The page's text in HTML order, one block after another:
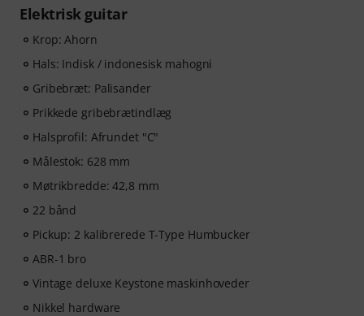
Elektrisk guitar
Krop: Ahorn
Hals: Indisk / indonesisk mahogni
Gribebræt: Palisander
Prikkede gribebrætindlæg
Halsprofil: Afrundet "C"
Målestok: 628 mm
Møtrikbredde: 42,8 mm
22 bånd
Pickup: 2 kalibrerede T-Type Humbucker
ABR-1 bro
Vintage deluxe Keystone maskinhoveder
Nikkel hardware